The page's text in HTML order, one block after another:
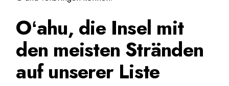
Oʻahu, die Insel mit
den meisten Stränden
auf unserer Liste